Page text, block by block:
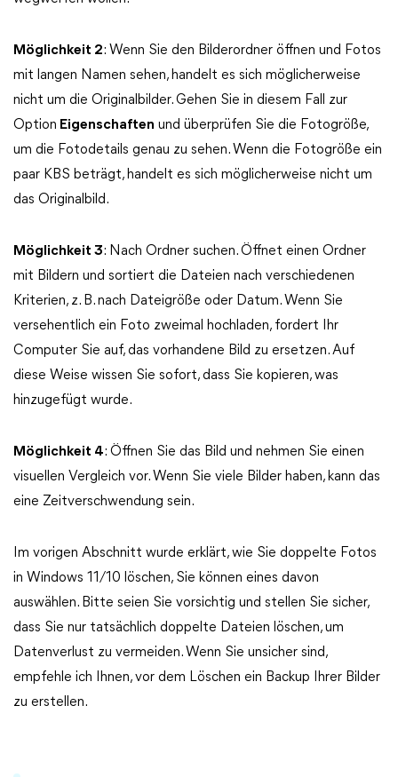
Möglichkeit 2: Wenn Sie den Bilderordner öffnen und Fotos
mit langen Namen sehen, handelt es sich möglicherweise
nicht um die Originalbilder. Gehen Sie in diesem Fall zur
Option Eigenschaften und überprüfen Sie die Fotogröße,
um die Fotodetails genau zu sehen. Wenn die Fotogröße ein
paar KBS beträgt, handelt es sich möglicherweise nicht um
das Originalbild.
Möglichkeit 3: Nach Ordner suchen. Öffnet einen Ordner
mit Bildern und sortiert die Dateien nach verschiedenen
Kriterien, z. B. nach Dateigröße oder Datum. Wenn Sie
versehentlich ein Foto zweimal hochladen, fordert Ihr
Computer Sie auf, das vorhandene Bild zu ersetzen. Auf
diese Weise wissen Sie sofort, dass Sie kopieren, was
hinzugefügt wurde.
Möglichkeit 4: Öffnen Sie das Bild und nehmen Sie einen
visuellen Vergleich vor. Wenn Sie viele Bilder haben, kann das
eine Zeitverschwendung sein.
Im vorigen Abschnitt wurde erklärt, wie Sie doppelte Fotos
in Windows 11/10 löschen, Sie können eines davon
auswählen. Bitte seien Sie vorsichtig und stellen Sie sicher,
dass Sie nur tatsächlich doppelte Dateien löschen, um
Datenverlust zu vermeiden. Wenn Sie unsicher sind,
empfehle ich Ihnen, vor dem Löschen ein Backup Ihrer Bilder
zu erstellen.